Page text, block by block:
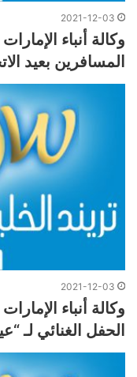
2021-12-03
وكالة أنباء
المسافرين بعيد
2021-12-03
وكالة أنباء
الحفل الغنائي لـ